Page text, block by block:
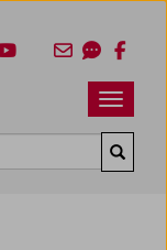
Navbar